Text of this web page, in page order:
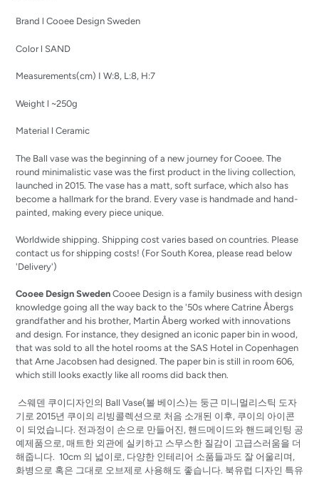
cart
Brand l Cooee Design Sweden
Color l SAND
Measurements(cm) I W:8, L:8, H:7
Weight l ~250g
Material l Ceramic
The Ball vase was the beginning of a new journey for Cooee. The
round minimalistic vase was the first product in the living collection,
launched in 2015. The vase has a matt, soft surface, which also has
become a hallmark for the brand. Every vase is handmade and hand-
painted, making every piece unique.
Worldwide shipping. Shipping cost varies based on countries. Please
contact us for shipping costs! (For South Korea, please read below
'Delivery')
Cooee Design Sweden Cooee Design is a family business with design
knowledge going all the way back to the '50s where Catrine Åbergs
grandfather and his brother, Martin Åberg worked with innovations
and design. For instance, they designed an iconic paper bin in wood,
that was sold to all the hotel rooms at the SAS Hotel in Copenhagen
that Arne Jacobsen had designed. The paper bin is still in room 606,
which still looks exactly like all rooms did back then.
스웨덴 쿠이디자인의 Ball Vase(볼 베이스)는 둥근 미니멀리스틱 도자
기로 2015년 쿠이의 리빙콜렉션으로 처음 소개된 이후, 쿠이의 아이콘
이 되었습니다. 전과정이 손으로 만들어진, 핸드메이드와 핸드페인팅 공
예제품으로, 매트한 외관에 실키하고 스무스한 질감이 고급스러움을 더
해줍니다. 10cm 의 넓이로, 다양한 인테리어 소품들과도 잘 어울리며,
화병으로 혹은 그대로 오브제로 사용해도 좋습니다. 북유럽 디자인 특유